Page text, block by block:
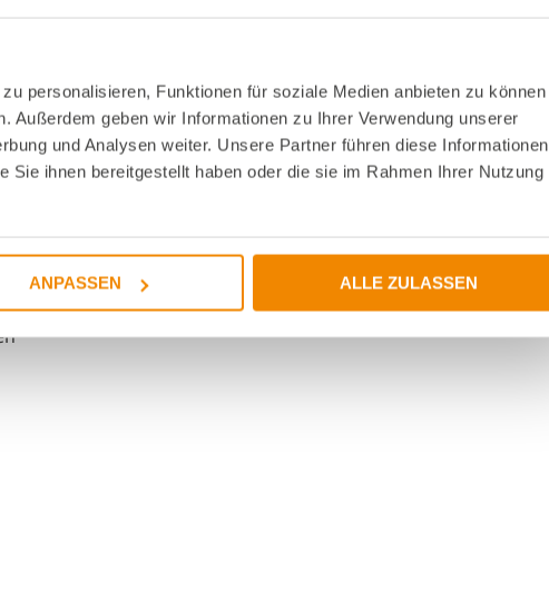
personalisieren, Funktionen für soziale Medien anbieten zu können
Außerdem geben wir Informationen zu Ihrer Verwendung unserer
und Analysen weiter. Unsere Partner führen diese Informationen
Sie ihnen bereitgestellt haben oder die sie im Rahmen Ihrer Nutzung
ANPASSEN ALLE ZULASSEN